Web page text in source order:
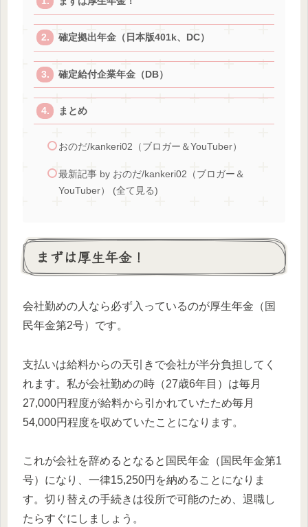
確定拠出年金（日本版401k、DC）
確定給付企業年金（DB）
まとめ
おのだ/kankeri02（ブロガー＆YouTuber）
最新記事 by おのだ/kankeri02（ブロガー＆
YouTuber） (全て見る)
まずは厚生年金！
会社勤めの人なら必ず入っているのが厚生年金（国
民年金第2号）です。
支払いは給料からの天引きで会社が半分負担してく
れます。私が会社勤めの時（27歳6年目）は毎月
27,000円程度が給料から引かれていたため毎月
54,000円程度を収めていたことになります。
これが会社を辞めるとなると国民年金（国民年金第1
号）になり、一律15,250円を納めることになりま
す。切り替えの手続きは役所で可能のため、退職し
たらすぐにしましょう。